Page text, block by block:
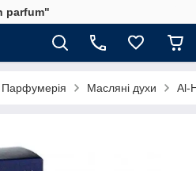
parfum"
Парфумерія Масляні духи Al-